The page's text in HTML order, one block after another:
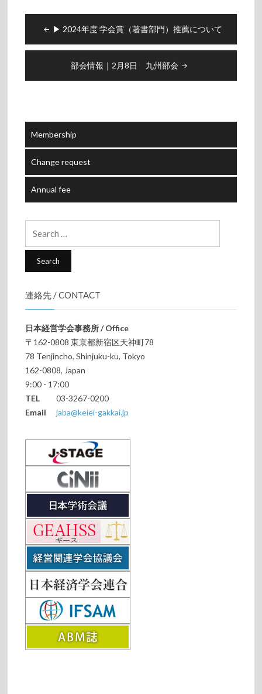
navigation
▶︎ 2024年度 学会賞（著書部門）推薦について
部会情報｜2月8日 九州部会
Membership
Change request
Annual fee
for:
連絡先 / CONTACT
日本経営学会事務所 / Office
〒162-0808 東京都新宿区天神町78
78 Tenjincho, Shinjuku-ku, Tokyo
162-0808, Japan
9:00 - 17:00
TEL03-3267-0200
Emailjaba@keiei-gakkai.jp